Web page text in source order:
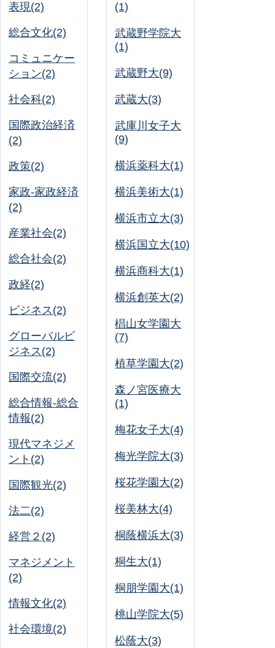
表現(2)
総合文化(2)
コミュニケー
ション(2)
社会科(2)
国際政治経済
(2)
政策(2)
家政-家政経済
(2)
産業社会(2)
総合社会(2)
政経(2)
ビジネス(2)
グローバルビ
ジネス(2)
国際交流(2)
総合情報-総合
情報(2)
現代マネジメ
ント(2)
国際観光(2)
法二(2)
経営２(2)
マネジメント
(2)
情報文化(2)
社会環境(2)
(1)
武蔵野学院大
(1)
武蔵野大(9)
武蔵大(3)
武庫川女子大
(9)
横浜薬科大(1)
横浜美術大(1)
横浜市立大(3)
横浜国立大(10)
横浜商科大(1)
横浜創英大(2)
椙山女学園大
(7)
植草学園大(2)
森ノ宮医療大
(1)
梅花女子大(4)
梅光学院大(3)
桜花学園大(2)
桜美林大(4)
桐蔭横浜大(3)
桐生大(1)
桐朋学園大(1)
桃山学院大(5)
松蔭大(3)